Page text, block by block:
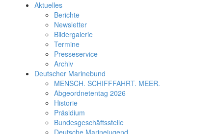
Aktuelles
Berichte
Newsletter
Bildergalerie
Termine
Presseservice
Archiv
Deutscher Marinebund
MENSCH. SCHIFFFAHRT. MEER.
Abgeordnetentag 2026
Historie
Präsidium
Bundesgeschäftsstelle
Deutsche Marinejugend